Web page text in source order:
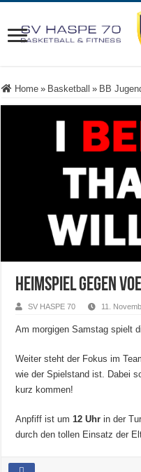
Home » Basketball » BB
Heimspiel gegen
SV HASPE 70 11.
Am morgigen Samstag spielt
Weiter steht der Fokus im
wie der Spielstand ist. Dabei
kurz kommen!
Anpfiff ist um 12 Uhr in der
durch den tollen Einsatz der